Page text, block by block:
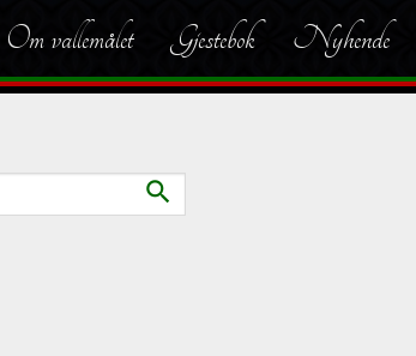
Om vallemålet Gjestebok Nyhende
search